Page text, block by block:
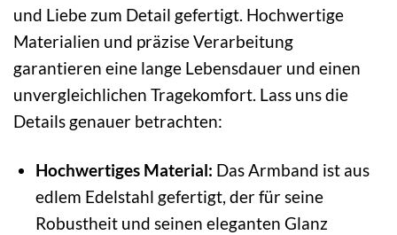
und Liebe zum Detail gefertigt. Hochwertige
Materialien und präzise Verarbeitung
garantieren eine lange Lebensdauer und einen
unvergleichlichen Tragekomfort. Lass uns die
Details genauer betrachten:
Hochwertiges Material: Das Armband ist aus
edlem Edelstahl gefertigt, der für seine
Robustheit und seinen eleganten Glanz